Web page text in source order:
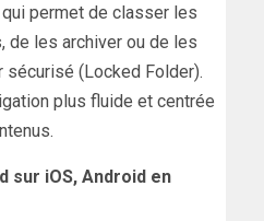
qui permet de classer les
de les archiver ou de les
(Locked Folder).
plus fluide et centrée
sur iOS, Android en